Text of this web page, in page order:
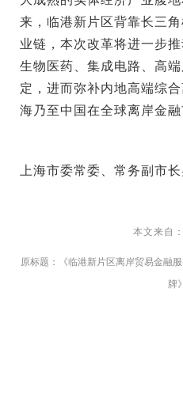
来，临港新片区背靠长三
业链，本次改革将进一步
生物医药、集成电路、高
定，进而弥补内地高端综
海乃至中国在全球离岸金融
上海市委常委、常务副市长
本文来自：
原标题：《临港新片区离岸贸易金融
牌》